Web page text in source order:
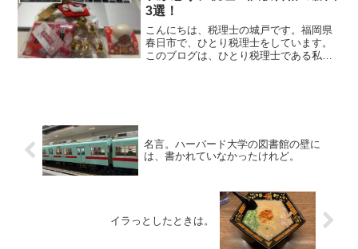
夏ですね。夏になると...
3選！
こんにちは、税理士の城戸です。福岡県
春日市で、ひとり税理士をしています。
このブログは、ひとり税理士である私の
名言。ハーバード大学の図書館の壁に
は、書かれていなかったけれど。
イラっとしたときは。